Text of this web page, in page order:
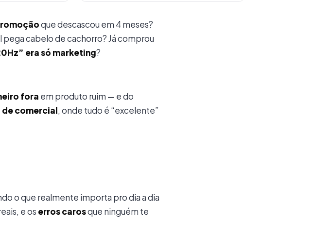
que descascou em 4 meses?
pega cabelo de cachorro? Já comprou
era só marketing?
fora em produto ruim — e do
comercial, onde tudo é “excelente”
o que realmente importa pro dia a dia
e os erros carosque ninguém te